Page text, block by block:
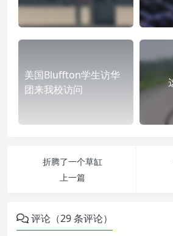
美国Bluffton学生访华
团来我校访问
折腾了一个草缸
上一篇
评论（29 条评论）